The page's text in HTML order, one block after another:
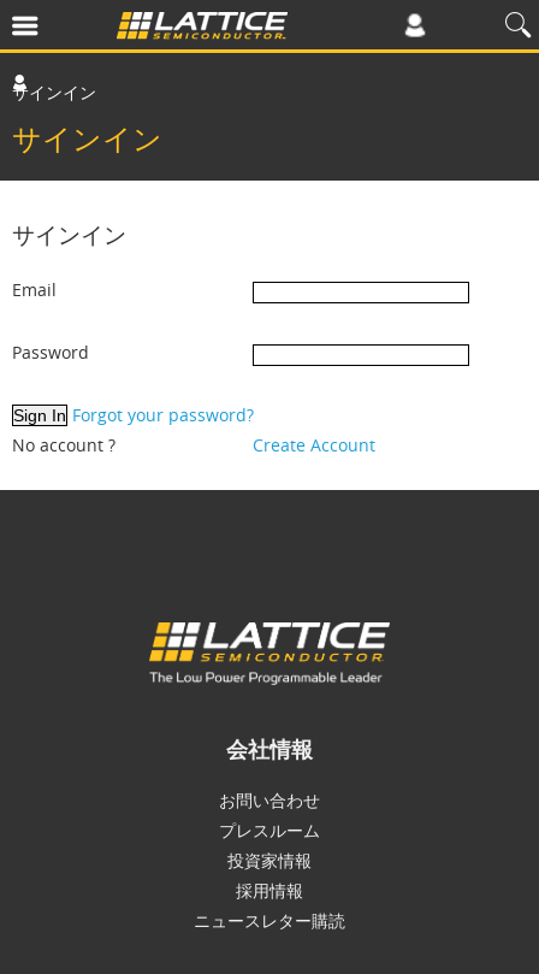
サインイン
サインイン
サインイン
Email
Password
Forgot your password?
No account ?
Create Account
会社情報
お問い合わせ
プレスルーム
投資家情報
採用情報
ニュースレター購読